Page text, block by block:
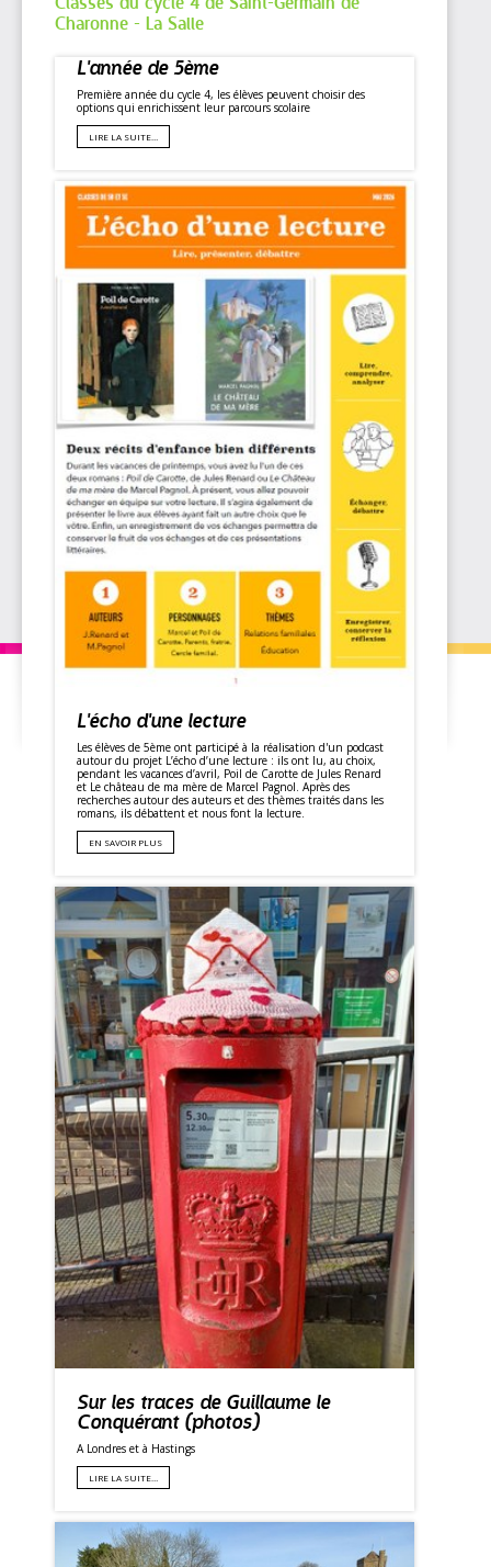
Charonne - La Salle
L'année de 5ème
Première année du cycle 4, les élèves peuvent choisir des
options qui enrichissent leur parcours scolaire
LIRE LA SUITE…
L'écho d'une lecture
Les élèves de 5ème ont participé à la réalisation d'un podcast
autour du projet L’écho d’une lecture : ils ont lu, au choix,
pendant les vacances d’avril, Poil de Carotte de Jules Renard
et Le château de ma mère de Marcel Pagnol. Après des
recherches autour des auteurs et des thèmes traités dans les
romans, ils débattent et nous font la lecture.
EN SAVOIR PLUS
Sur les traces de Guillaume le
Conquérant (photos)
A Londres et à Hastings
LIRE LA SUITE…